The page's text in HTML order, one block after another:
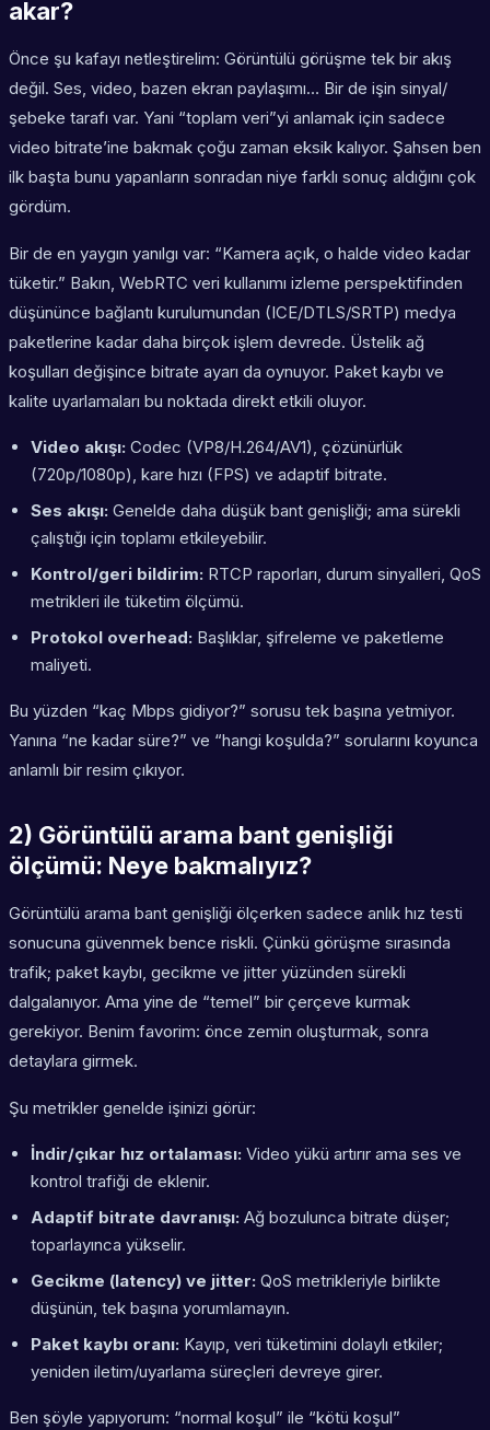
akar?
Önce şu kafayı netleştirelim: Görüntülü görüşme tek bir akış
değil. Ses, video, bazen ekran paylaşımı… Bir de işin sinyal/
şebeke tarafı var. Yani “toplam veri”yi anlamak için sadece
video bitrate’ine bakmak çoğu zaman eksik kalıyor. Şahsen ben
ilk başta bunu yapanların sonradan niye farklı sonuç aldığını çok
gördüm.
Bir de en yaygın yanılgı var: “Kamera açık, o halde video kadar
tüketir.” Bakın, WebRTC veri kullanımı izleme perspektifinden
düşününce bağlantı kurulumundan (ICE/DTLS/SRTP) medya
paketlerine kadar daha birçok işlem devrede. Üstelik ağ
koşulları değişince bitrate ayarı da oynuyor. Paket kaybı ve
kalite uyarlamaları bu noktada direkt etkili oluyor.
Video akışı: Codec (VP8/H.264/AV1), çözünürlük
(720p/1080p), kare hızı (FPS) ve adaptif bitrate.
Ses akışı: Genelde daha düşük bant genişliği; ama sürekli
çalıştığı için toplamı etkileyebilir.
Kontrol/geri bildirim: RTCP raporları, durum sinyalleri, QoS
metrikleri ile tüketim ölçümü.
Protokol overhead: Başlıklar, şifreleme ve paketleme
maliyeti.
Bu yüzden “kaç Mbps gidiyor?” sorusu tek başına yetmiyor.
Yanına “ne kadar süre?” ve “hangi koşulda?” sorularını koyunca
anlamlı bir resim çıkıyor.
2) Görüntülü arama bant genişliği
ölçümü: Neye bakmalıyız?
Görüntülü arama bant genişliği ölçerken sadece anlık hız testi
sonucuna güvenmek bence riskli. Çünkü görüşme sırasında
trafik; paket kaybı, gecikme ve jitter yüzünden sürekli
dalgalanıyor. Ama yine de “temel” bir çerçeve kurmak
gerekiyor. Benim favorim: önce zemin oluşturmak, sonra
detaylara girmek.
Şu metrikler genelde işinizi görür:
İndir/çıkar hız ortalaması: Video yükü artırır ama ses ve
kontrol trafiği de eklenir.
Adaptif bitrate davranışı: Ağ bozulunca bitrate düşer;
toparlayınca yükselir.
Gecikme (latency) ve jitter: QoS metrikleriyle birlikte
düşünün, tek başına yorumlamayın.
Paket kaybı oranı: Kayıp, veri tüketimini dolaylı etkiler;
yeniden iletim/uyarlama süreçleri devreye girer.
Ben şöyle yapıyorum: “normal koşul” ile “kötü koşul”